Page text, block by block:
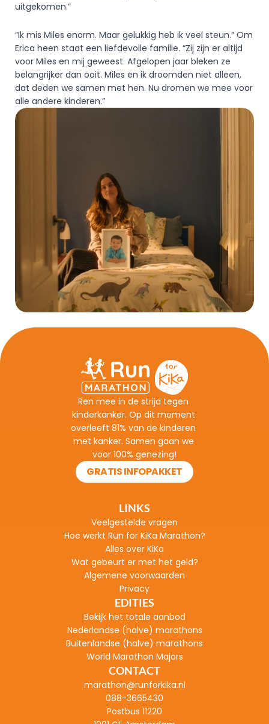
uitgekomen.”
“Ik mis Miles enorm. Maar gelukkig heb ik veel steun.” Om
Erica heen staat een liefdevolle familie. “Zij zijn er altijd
voor Miles en mij geweest. Afgelopen jaar bleken ze
belangrijker dan ooit. Miles en ik droomden niet alleen,
dat deden we samen met hen. Nu dromen we mee voor
alle andere kinderen.”
Ren mee in de strijd tegen
kinderkanker. Op dit moment
overleeft 81% van de kinderen
met kanker. Samen gaan we
voor 100% genezing!
GRATIS INFOPAKKET
LINKS
Veelgestelde vragen
Hoe werkt Run for KiKa Marathon?
Alles over KiKa
Wat gebeurt er met het geld?
Algemene voorwaarden
Privacy
EDITIES
Bekijk het totale aanbod
Nederlandse (halve) marathons
Buitenlandse (halve) marathons
World Marathon Majors
CONTACT
marathon@runforkika.nl
088-3665430
Postbus 11220